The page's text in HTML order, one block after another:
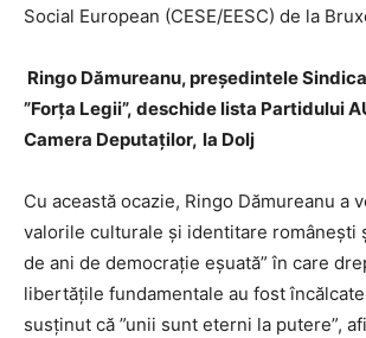
Social European (CESE/EESC) de la
Ringo Dămureanu, președintele
”Forța Legii”, deschide lista Partidului
Camera Deputaților, la Dolj
Cu această ocazie, Ringo Dămureanu a
valorile culturale și identitare românești
de ani de democrație eșuată” în care
libertățile fundamentale au fost
susținut că ”unii sunt eterni la putere”,